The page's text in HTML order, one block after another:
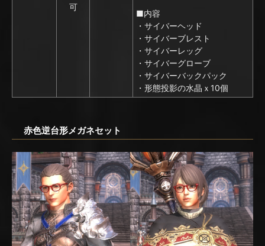
可
■内容
・サイバーヘッド
・サイバーブレスト
・サイバーレッグ
・サイバーグローブ
・サイバーバックパック
・形態投影の水晶ｘ10個
赤色逆台形メガネセット